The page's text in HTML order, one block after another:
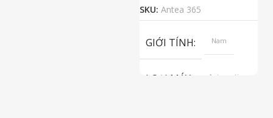
SKU: Antea 365
GIỚI TÍNH Nam
LOẠI MÁY
Automatic